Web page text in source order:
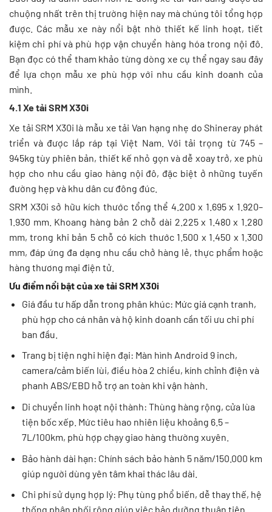
chuộng nhất trên thị trường hiện nay mà chúng tôi tổng hợp
được. Các mẫu xe này nổi bật nhờ thiết kế linh hoạt, tiết
kiệm chi phí và phù hợp vận chuyển hàng hóa trong nội đô.
Bạn đọc có thể tham khảo từng dòng xe cụ thể ngay sau đây
để lựa chọn mẫu xe phù hợp với nhu cầu kinh doanh của
mình.
4.1 Xe tải SRM X30i
Xe tải SRM X30i là mẫu xe tải Van hạng nhẹ do Shineray phát
triển và được lắp ráp tại Việt Nam. Với tải trọng từ 745 –
945kg tùy phiên bản, thiết kế nhỏ gọn và dễ xoay trở, xe phù
hợp cho nhu cầu giao hàng nội đô, đặc biệt ở những tuyến
đường hẹp và khu dân cư đông đúc.
SRM X30i sở hữu kích thước tổng thể 4.200 x 1.695 x 1.920–
1.930 mm. Khoang hàng bản 2 chỗ dài 2.225 x 1.480 x 1.280
mm, trong khi bản 5 chỗ có kích thước 1.500 x 1.450 x 1.300
mm, đáp ứng đa dạng nhu cầu chở hàng lẻ, thực phẩm hoặc
hàng thương mại điện tử.
Ưu điểm nổi bật của xe tải SRM X30i
Giá đầu tư hấp dẫn trong phân khúc: Mức giá cạnh tranh,
phù hợp cho cá nhân và hộ kinh doanh cần tối ưu chi phí
ban đầu.
Trang bị tiện nghi hiện đại: Màn hình Android 9 inch,
camera/cảm biến lùi, điều hòa 2 chiều, kính chỉnh điện và
phanh ABS/EBD hỗ trợ an toàn khi vận hành.
Di chuyển linh hoạt nội thành: Thùng hàng rộng, cửa lùa
tiện bốc xếp. Mức tiêu hao nhiên liệu khoảng 6.5 –
7L/100km, phù hợp chạy giao hàng thường xuyên.
Bảo hành dài hạn: Chính sách bảo hành 5 năm/150.000 km
giúp người dùng yên tâm khai thác lâu dài.
Chi phí sử dụng hợp lý: Phụ tùng phổ biến, dễ thay thế, hệ
thống phân phối rộng giúp việc bảo dưỡng thuận tiện.